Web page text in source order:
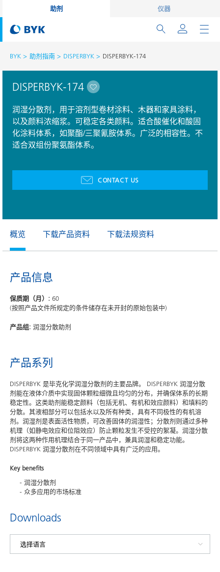
助剂 仪器
BYK 助剂指南 DISPERBYK DISPERBYK-174
DISPERBYK-174
润湿分散剂，用于溶剂型卷材涂料、木器和家具涂料，
以及颜料浓缩浆。可稳定各类颜料。适合酸催化和酸固
化涂料体系，如聚酯/三聚氰胺体系。广泛的相容性。不
适合双组份聚氨酯体系。
CONTACT US
概览 下载产品资料 下载法规资料
产品信息
保质期（月）: 60
(按照产品文件所规定的条件储存在未开封的原始包装中)
产品组: 润湿分散助剂
产品系列
DISPERBYK 是毕克化学润湿分散剂的主要品牌。 DISPERBYK 润湿分散
剂能在液体介质中实现固体颗粒细微且均匀的分布，并确保体系的长期
稳定性。这类助剂能稳定颜料（包括无机、有机和效应颜料）和填料的
分散。其液相部分可以包括水以及所有种类，具有不同极性的有机溶
剂。润湿剂是表面活性物质，可改善固体的润湿性；分散剂则通过多种
机理（如静电效应和位阻效应）防止颗粒发生不受控的絮凝。润湿分散
剂将这两种作用机理结合于同一产品中，兼具润湿和稳定功能。
DISPERBYK 润湿分散剂在不同领域中具有广泛的应用。
Key benefits
润湿分散剂
众多应用的市场标准
Downloads